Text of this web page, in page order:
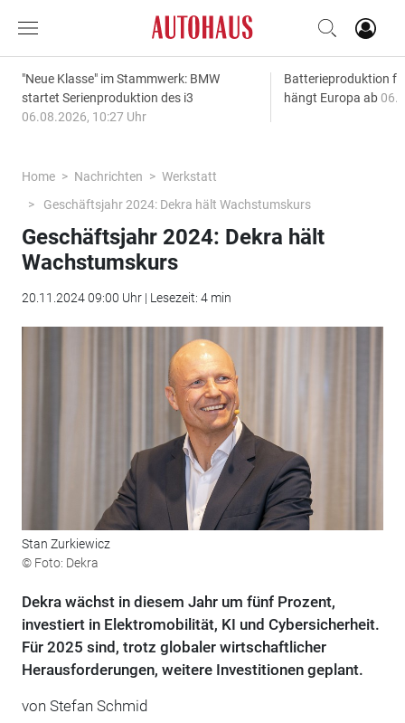
"Neue Klasse" im Stammwerk: BMW
startet Serienproduktion des i3
06.08.2026, 10:27 Uhr
Batterieproduktion
hängt Europa ab
Home Nachrichten
Werkstatt
Geschäftsjahr 2024: Dekra hält Wachstumskurs
Geschäftsjahr 2024: Dekra hält
Wachstumskurs
20.11.2024 09:00 Uhr | Lesezeit: 4 min
Stan Zurkiewicz
© Foto: Dekra
Dekra wächst in diesem Jahr um fünf Prozent,
investiert in Elektromobilität, KI und Cybersicherheit.
Für 2025 sind, trotz globaler wirtschaftlicher
Herausforderungen, weitere Investitionen geplant.
von Stefan Schmid